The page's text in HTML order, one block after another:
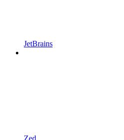
JetBrains
Zed